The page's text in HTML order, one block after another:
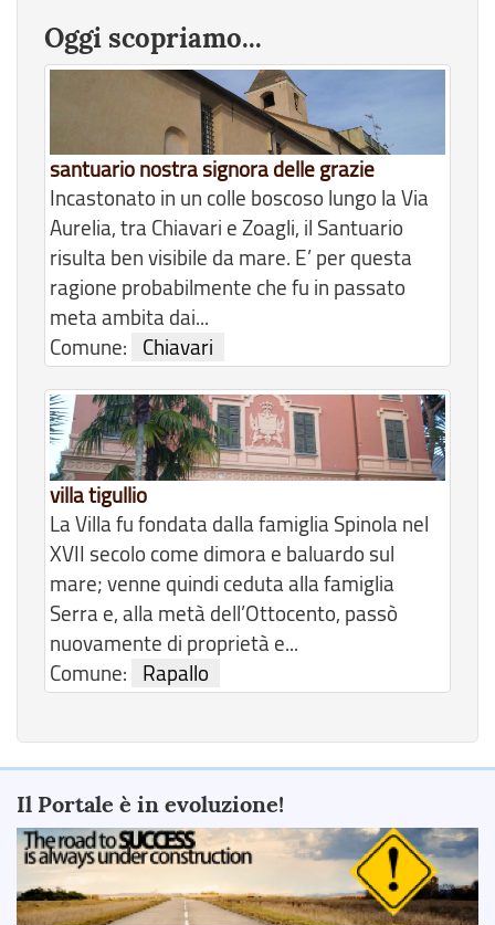
Oggi scopriamo...
santuario nostra signora delle grazie
Incastonato in un colle boscoso lungo la Via
Aurelia, tra Chiavari e Zoagli, il Santuario
risulta ben visibile da mare. E’ per questa
ragione probabilmente che fu in passato
meta ambita dai...
Comune:
Chiavari
villa tigullio
La Villa fu fondata dalla famiglia Spinola nel
XVII secolo come dimora e baluardo sul
mare; venne quindi ceduta alla famiglia
Serra e, alla metà dell’Ottocento, passò
nuovamente di proprietà e...
Comune:
Rapallo
Il Portale è in evoluzione!